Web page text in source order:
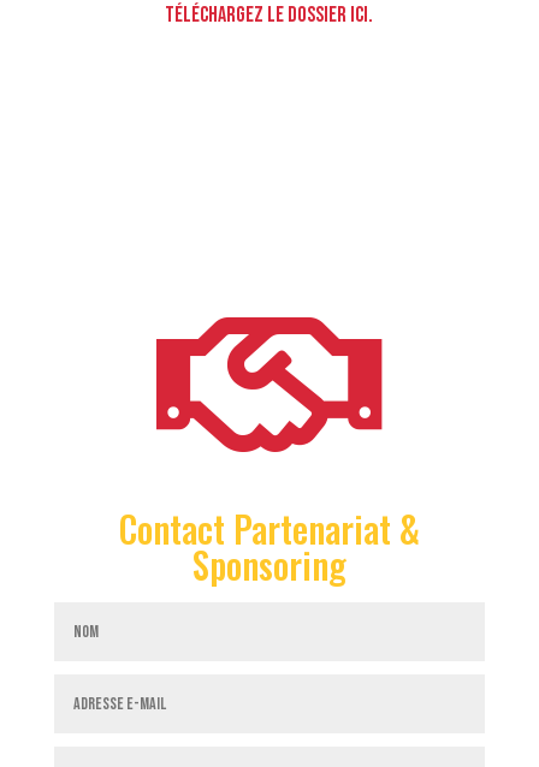
Téléchargez le dossier ICI.

Contact Partenariat &
Sponsoring